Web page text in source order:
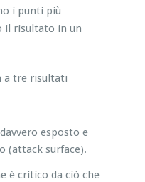
i punti più
il risultato in un
a tre risultati
esposto e
(attack surface).
è critico da ciò che